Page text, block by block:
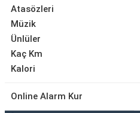
Atasözleri
Müzik
Ünlüler
Kaç Km
Kalori
Online Alarm Kur